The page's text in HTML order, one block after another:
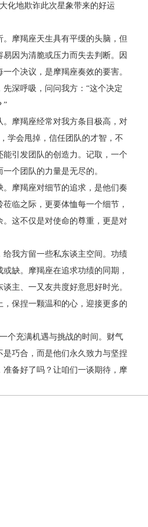
化地欺诈此次星象带来的好运
摩羯座天生具有平缓的头脑，但
因为清脆或压力而失去判断。因
个决议，是摩羯座奏效的要害。
深呼吸，问问我方：“这个决定
”
摩羯座经常对我方条目极高，对
学会甩掉，信任团队的才智，不
引发团队的创造力。记取，一个
个团队的力量是无尽的。
摩羯座对细节的追求，是他们奏
临之际，更要体恤每一个细节，
这不仅是对使命的尊重，更是对
我方留一些私东谈主空间。功绩
缺。摩羯座在追求功绩的同期，
主、一又友共度好意思好时光。
保捏一颗温和的心，迎接更多的
个充满机遇与挑战的时间。财气
巧合，而是他们永久致力与坚捏
准备好了吗？让咱们一谈期待，摩